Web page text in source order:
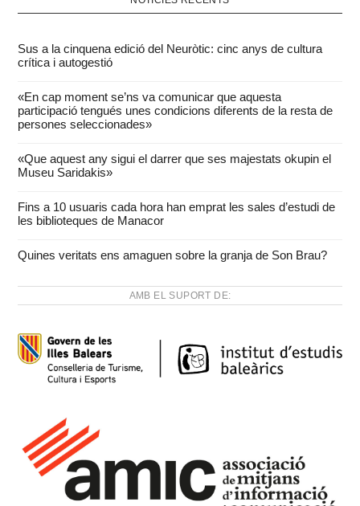
Sus a la cinquena edició del Neuròtic: cinc anys de cultura
crítica i autogestió
«En cap moment se’ns va comunicar que aquesta
participació tengués unes condicions diferents de la resta de
persones seleccionades»
«Que aquest any sigui el darrer que ses majestats okupin el
Museu Saridakis»
Fins a 10 usuaris cada hora han emprat les sales d’estudi de
les biblioteques de Manacor
Quines veritats ens amaguen sobre la granja de Son Brau?
AMB EL SUPORT DE: